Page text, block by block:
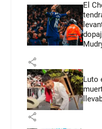
El
share
Luto
share